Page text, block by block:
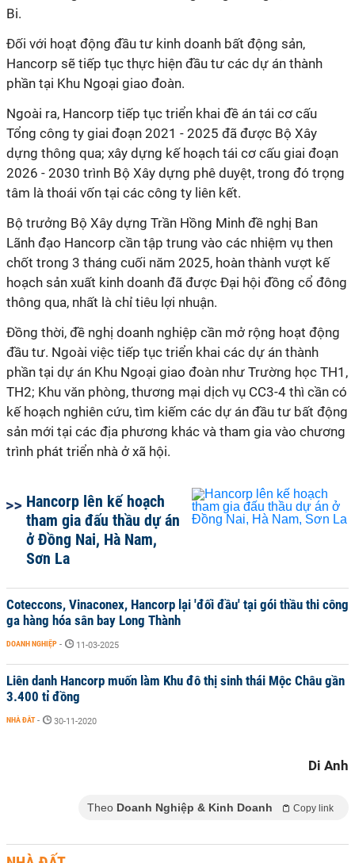
Bi.
Đối với hoạt động đầu tư kinh doanh bất động sản,
Hancorp sẽ tiếp tục thực hiện đầu tư các dự án thành
phần tại Khu Ngoại giao đoàn.
Ngoài ra, Hancorp tiếp tục triển khai đề án tái cơ cấu
Tổng công ty giai đoạn 2021 - 2025 đã được Bộ Xây
dựng thông qua; xây dựng kế hoạch tái cơ cấu giai đoạn
2026 - 2030 trình Bộ Xây dựng phê duyệt, trong đó trọng
tâm là thoái vốn tại các công ty liên kết.
Bộ trưởng Bộ Xây dựng Trần Hồng Minh đề nghị Ban
Lãnh đạo Hancorp cần tập trung vào các nhiệm vụ then
chốt trong 3 tháng cuối năm 2025, hoàn thành vượt kế
hoạch sản xuất kinh doanh đã được Đại hội đồng cổ đông
thông qua, nhất là chỉ tiêu lợi nhuận.
Đồng thời, đề nghị doanh nghiệp cần mở rộng hoạt động
đầu tư. Ngoài việc tiếp tục triển khai các dự án thành
phần tại dự án Khu Ngoại giao đoàn như Trường học TH1,
TH2; Khu văn phòng, thương mại dịch vụ CC3-4 thì cần có
kế hoạch nghiên cứu, tìm kiếm các dự án đầu tư bất động
sản mới tại các địa phương khác và tham gia vào chương
trình phát triển nhà ở xã hội.
Hancorp lên kế hoạch
tham gia đấu thầu dự án
ở Đồng Nai, Hà Nam,
Sơn La
Coteccons, Vinaconex, Hancorp lại 'đối đầu' tại gói thầu thi công
ga hàng hóa sân bay Long Thành
DOANH NGHIỆP - 11-03-2025
Liên danh Hancorp muốn làm Khu đô thị sinh thái Mộc Châu gần
3.400 tỉ đồng
NHÀ ĐẤT - 30-11-2020
Di Anh
Theo Doanh Nghiệp & Kinh Doanh Copy link